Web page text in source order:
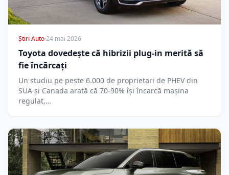
Știri Auto·24 mai 2026
Toyota dovedește că hibrizii plug-in merită să
fie încărcați
Un studiu pe peste 6.000 de proprietari de PHEV din
SUA și Canada arată că 70-90% își încarcă mașina
regulat,…